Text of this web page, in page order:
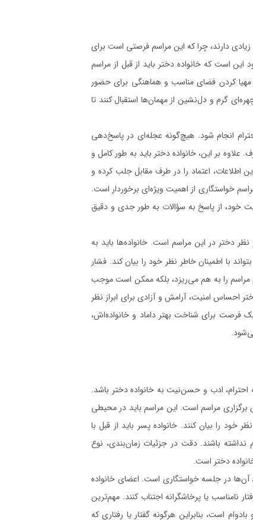
دارند، چرا که این مراسم فرصتی است برای
است که خانواده دختر باید از قبل از مراسم
مهیا کردن فضای مناسب و هماهنگی برای حضور
گرم و دل‌نشین از مهمان‌ها استقبال کنند تا
انجام شود. هیچ‌گونه عجله‌ای در پاسخ‌دهی
بر این، خانواده دختر باید به طور کامل و
اطلاعات، اعتماد را در طرف مقابل جلب کرده و
خواستگاری از اهمیت ویژه‌ای برخوردار است.
خود، از پاسخ به سؤالات به طور جدی و دقیق
نظر دختر در این مراسم است. خانواده‌ها باید به
با اطمینان خاطر نظر خود را بیان کند. فشار
مراسم را به هم می‌ریزد، بلکه ممکن است موجب
احساس امنیت، آرامش و آزادی برای ابراز نظر
یک فرصت برای شناخت بهتر داماد و خانواده‌اش،
احترام، ادب و حسن‌نیت به خانواده دختر باشد.
برگزاری مراسم است. این مراسم باید در محیطی
را بیان کنند. خانواده پسر باید از قبل با
نداشته باشند. دقت در جزئیات زمان‌بندی، نوع
دختر است.
آن‌ها در جلسه خواستگاری است. اعضای خانواده
نامناسب یا پرخاشگرانه اجتناب کنند. مهم‌ترین
است، بنابراین هرگونه گفتار یا رفتاری که